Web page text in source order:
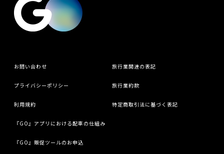
お問い合わせ 旅行業関連の表記
プライバシーポリシー 旅行業約款
利用規約 特定商取引法に基づく表記
『GO』アプリにおける配車の仕組み
『GO』販促ツールのお申込